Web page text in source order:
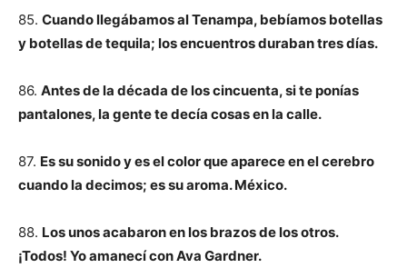
85. Cuando llegábamos al Tenampa, bebíamos botellas
y botellas de tequila; los encuentros duraban tres días.
86. Antes de la década de los cincuenta, si te ponías
pantalones, la gente te decía cosas en la calle.
87. Es su sonido y es el color que aparece en el cerebro
cuando la decimos; es su aroma. México.
88. Los unos acabaron en los brazos de los otros.
¡Todos! Yo amanecí con Ava Gardner.